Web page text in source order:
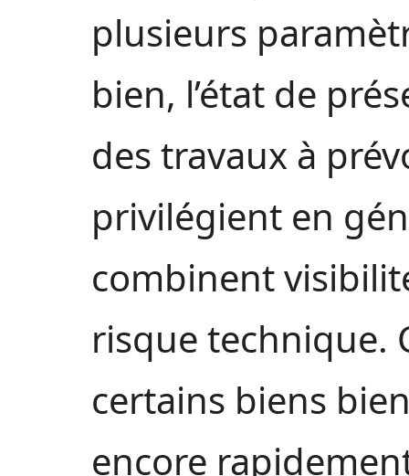
plusieurs
bien, l’état de
des travaux à
privilégient en
combinent
risque technique.
certains biens
encore